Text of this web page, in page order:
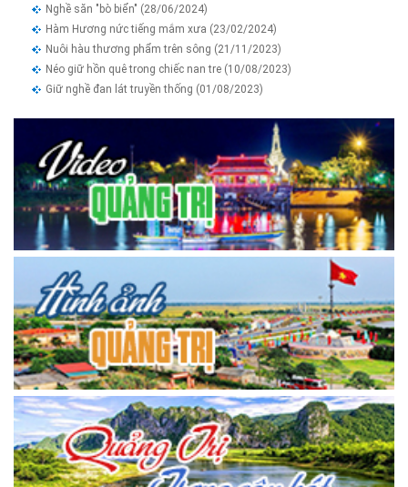
Nghề săn "bò biển" (28/06/2024)
Hàm Hương nức tiếng mắm xưa (23/02/2024)
Nuôi hàu thương phẩm trên sông (21/11/2023)
Néo giữ hồn quê trong chiếc nan tre (10/08/2023)
Giữ nghề đan lát truyền thống (01/08/2023)